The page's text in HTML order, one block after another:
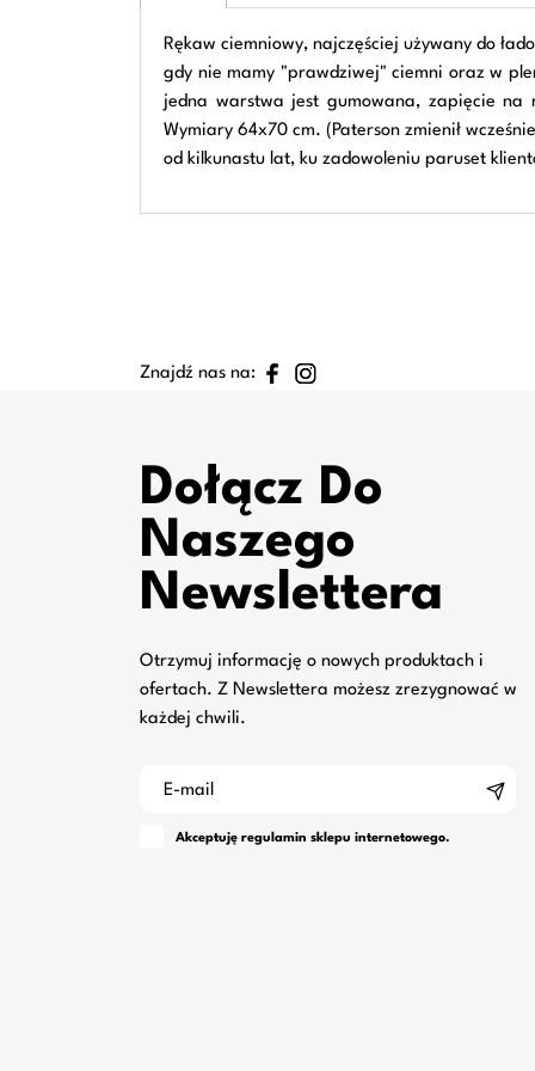
Rękaw ciemniowy, najczęściej używany do
gdy nie mamy "prawdziwej" ciemni oraz w
jedna warstwa jest gumowana, zapięcie na
Wymiary 64x70 cm. (Paterson zmienił
od kilkunastu lat, ku zadowoleniu paruset
Znajdź nas na:
Dołącz Do
Naszego
Newslettera
Otrzymuj informację o nowych produktach i
ofertach. Z Newslettera możesz zrezygnować w
każdej chwili.
Akceptuję regulamin sklepu internetowego.